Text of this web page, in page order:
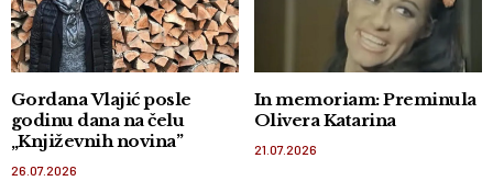
Gordana Vlajić posle
godinu dana na čelu
„Književnih novina”
26.07.2026
In memoriam: Preminula
Olivera Katarina
21.07.2026